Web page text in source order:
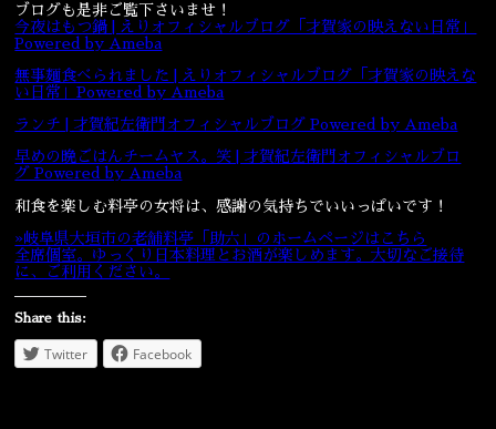
ブログも是非ご覧下さいませ！
今夜はもつ鍋 | えりオフィシャルブログ「才賀家の映えない日常」
Powered by Ameba
無事麺食べられました | えりオフィシャルブログ「才賀家の映えな
い日常」Powered by Ameba
ランチ | 才賀紀左衛門オフィシャルブログ Powered by Ameba
早めの晩ごはんチームヤス。笑 | 才賀紀左衛門オフィシャルブロ
グ Powered by Ameba
和食を楽しむ料亭の女将は、感謝の気持ちでいいっぱいです！
»岐阜県大垣市の老舗料亭「助六」のホームページはこちら
全席個室。ゆっくり日本料理とお酒が楽しめます。大切なご接待
に、ご利用ください。
Share this:
Twitter Facebook